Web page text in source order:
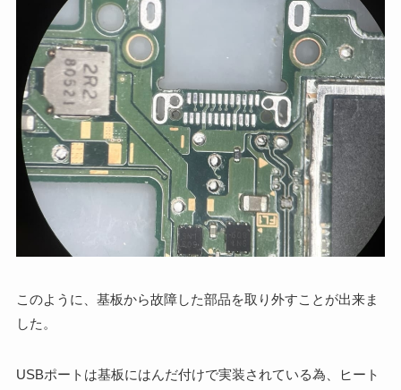
このように、基板から故障した部品を取り外すことが出来ま
した。
USBポートは基板にはんだ付けで実装されている為、ヒート